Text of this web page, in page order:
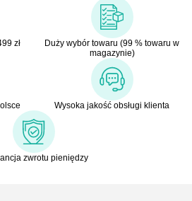
zł
Duży wybór towaru (99 % towaru w
magazynie)
Wysoka jakość obsługi klienta
zwrotu pieniędzy